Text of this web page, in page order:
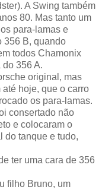
A Swing também
80. Mas tanto um
para-lamas e
356 B, quando
todos Chamonix
356 A.
original, mas
hoje, que o carro
os para-lamas.
consertado não
e colocaram o
do tanque e tudo,
ter uma cara de 356
filho Bruno, um